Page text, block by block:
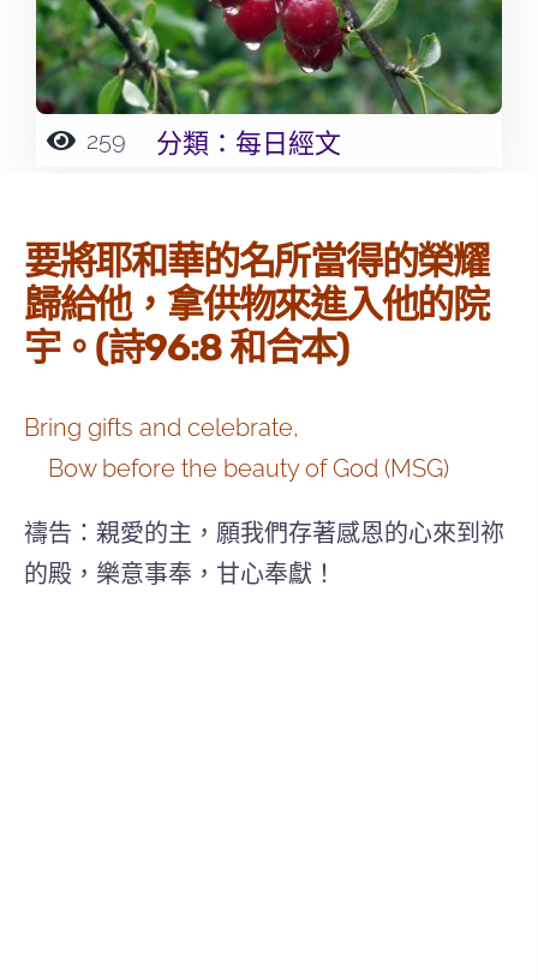
259 分類： 每日經文
要將耶和華的名所當得的榮耀
歸給他，拿供物來進入他的院
宇。(詩96:8 和合本)
Bring gifts and celebrate,
Bow before the beauty of God (MSG)
禱告：親愛的主，願我們存著感恩的心來到祢
的殿，樂意事奉，甘心奉獻！